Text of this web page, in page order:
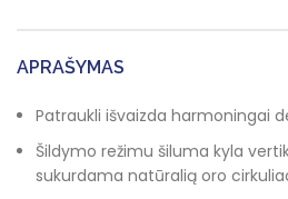
APRAŠYMAS
Patraukli išvaizda harmoningai
Šildymo režimu šiluma kyla
sukurdama natūralią oro